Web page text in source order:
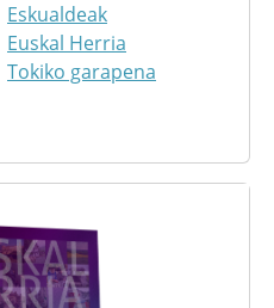
Eskualdeak
Euskal Herria
Tokiko garapena